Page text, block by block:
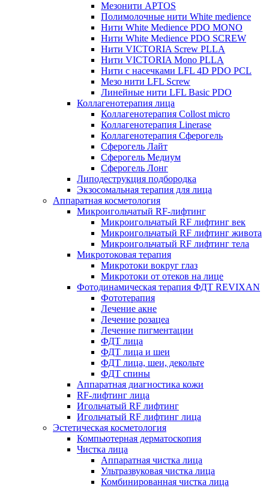
Мезонити APTOS
Полимолочные нити White medience
Нити White Medience PDO MONO
Нити White Medience PDO SCREW
Нити VICTORIA Screw PLLA
Нити VICTORIA Mono PLLA
Нити с насечками LFL 4D PDO PCL
Мезо нити LFL Screw
Линейные нити LFL Basic PDO
Коллагенотерапия лица
Коллагенотерапия Collost micro
Коллагенотерапия Linerase
Коллагенотерапия Сферогель
Сферогель Лайт
Сферогель Медиум
Сферогель Лонг
Липодеструкция подбородка
Экзосомальная терапия для лица
Аппаратная косметология
Микроигольчатый RF-лифтинг
Микроигольчатый RF лифтинг век
Микроигольчатый RF лифтинг живота
Микроигольчатый RF лифтинг тела
Микротоковая терапия
Микротоки вокруг глаз
Микротоки от отеков на лице
Фотодинамическая терапия ФДТ REVIXAN
Фототерапия
Лечение акне
Лечение розацеа
Лечение пигментации
ФДТ лица
ФДТ лица и шеи
ФДТ лица, шеи, декольте
ФДТ спины
Аппаратная диагностика кожи
RF-лифтинг лица
Игольчатый RF лифтинг
Игольчатый RF лифтинг лица
Эстетическая косметология
Компьютерная дерматоскопия
Чистка лица
Аппаратная чистка лица
Ультразвуковая чистка лица
Комбинированная чистка лица